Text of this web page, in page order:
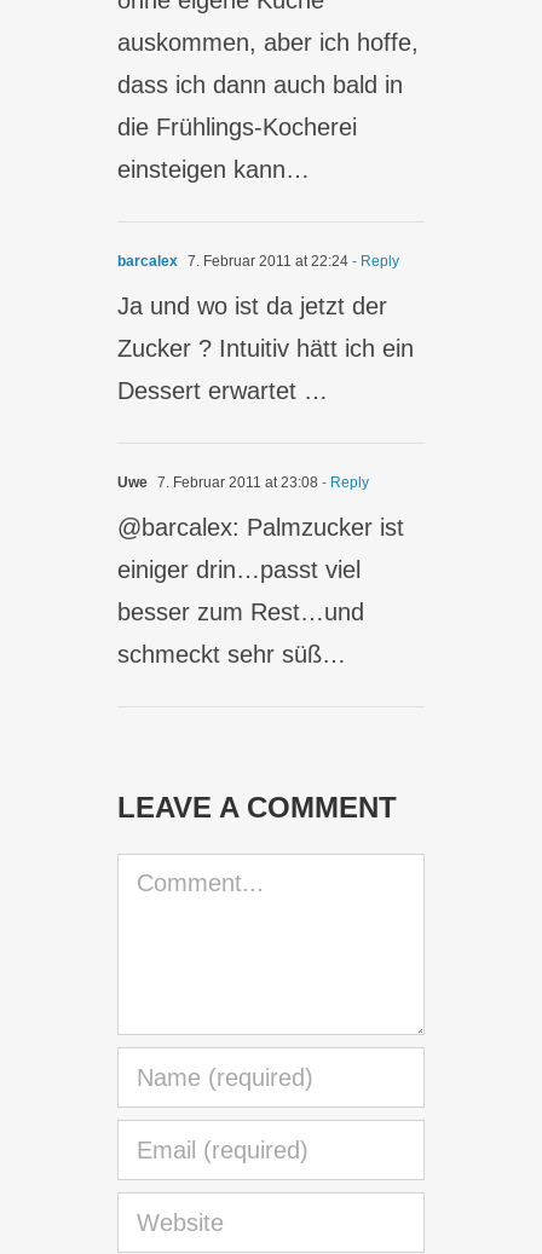
auskommen, aber ich hoffe,
dass ich dann auch bald in
die Frühlings-Kocherei
einsteigen kann…
barcalex 7. Februar 2011 at 22:24 - Reply
Ja und wo ist da jetzt der
Zucker ? Intuitiv hätt ich ein
Dessert erwartet …
Uwe 7. Februar 2011 at 23:08 - Reply
@barcalex: Palmzucker ist
einiger drin…passt viel
besser zum Rest…und
schmeckt sehr süß…
LEAVE A COMMENT
Comment